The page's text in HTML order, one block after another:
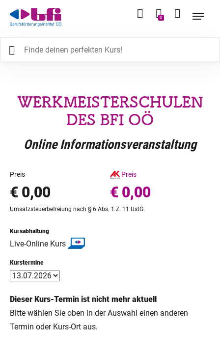
0
WERKMEISTERSCHULEN
DES BFI OÖ
Online Informationsveranstaltung
Kursabhaltung
Live-Online Kurs
Kurstermine
Preis
€ 0,00
Preis
€ 0,00
Umsatzsteuerbefreiung nach § 6 Abs. 1 Z. 11 UstG.
Dieser Kurs-Termin ist nicht mehr aktuell
Bitte wählen Sie oben in der Auswahl einen anderen
Termin oder Kurs-Ort aus.